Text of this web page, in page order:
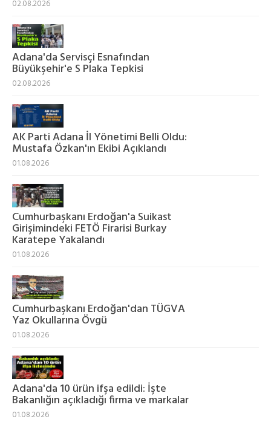
02.08.2026
Adana'da Servisçi Esnafından
Büyükşehir'e S Plaka Tepkisi
02.08.2026
AK Parti Adana İl Yönetimi Belli Oldu:
Mustafa Özkan'ın Ekibi Açıklandı
01.08.2026
Cumhurbaşkanı Erdoğan'a Suikast
Girişimindeki FETÖ Firarisi Burkay
Karatepe Yakalandı
01.08.2026
Cumhurbaşkanı Erdoğan'dan TÜGVA
Yaz Okullarına Övgü
01.08.2026
Adana'da 10 ürün ifşa edildi: İşte
Bakanlığın açıkladığı firma ve markalar
01.08.2026